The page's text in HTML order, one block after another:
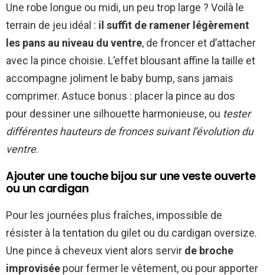
Une robe longue ou midi, un peu trop large ? Voilà le
terrain de jeu idéal : il suffit de ramener légèrement
les pans au niveau du ventre, de froncer et d’attacher
avec la pince choisie. L’effet blousant affine la taille et
accompagne joliment le baby bump, sans jamais
comprimer. Astuce bonus : placer la pince au dos
pour dessiner une silhouette harmonieuse, ou tester
différentes hauteurs de fronces suivant l’évolution du
ventre.
Ajouter une touche bijou sur une veste ouverte
ou un cardigan
Pour les journées plus fraîches, impossible de
résister à la tentation du gilet ou du cardigan oversize.
Une pince à cheveux vient alors servir de broche
improvisée pour fermer le vêtement, ou pour apporter